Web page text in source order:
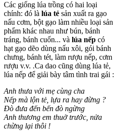
Các giống lúa trồng có hai loại
chính: đó là lúa tẻ sản xuất ra gạo
nấu cơm, bột gạo làm nhiều loại sản
phẩm khác nhau như bún, bánh
tráng, bánh cuốn... và lúa nếp có
hạt gạo dẽo dùng nấu xôi, gói bánh
chưng, bánh tét, làm rượu nếp, cơm
rượu v.v. .Ca dao cũng dùng lúa tẻ,
lúa nếp để giải bày tâm tình trai gái :
Anh thưa với mẹ cùng cha
Nếp mà lộn tẻ, lựa ra hay đừng ?
Đò đưa đến bến đò ngừng
Anh thương em thuở trước, nửa
chừng lại thôi !